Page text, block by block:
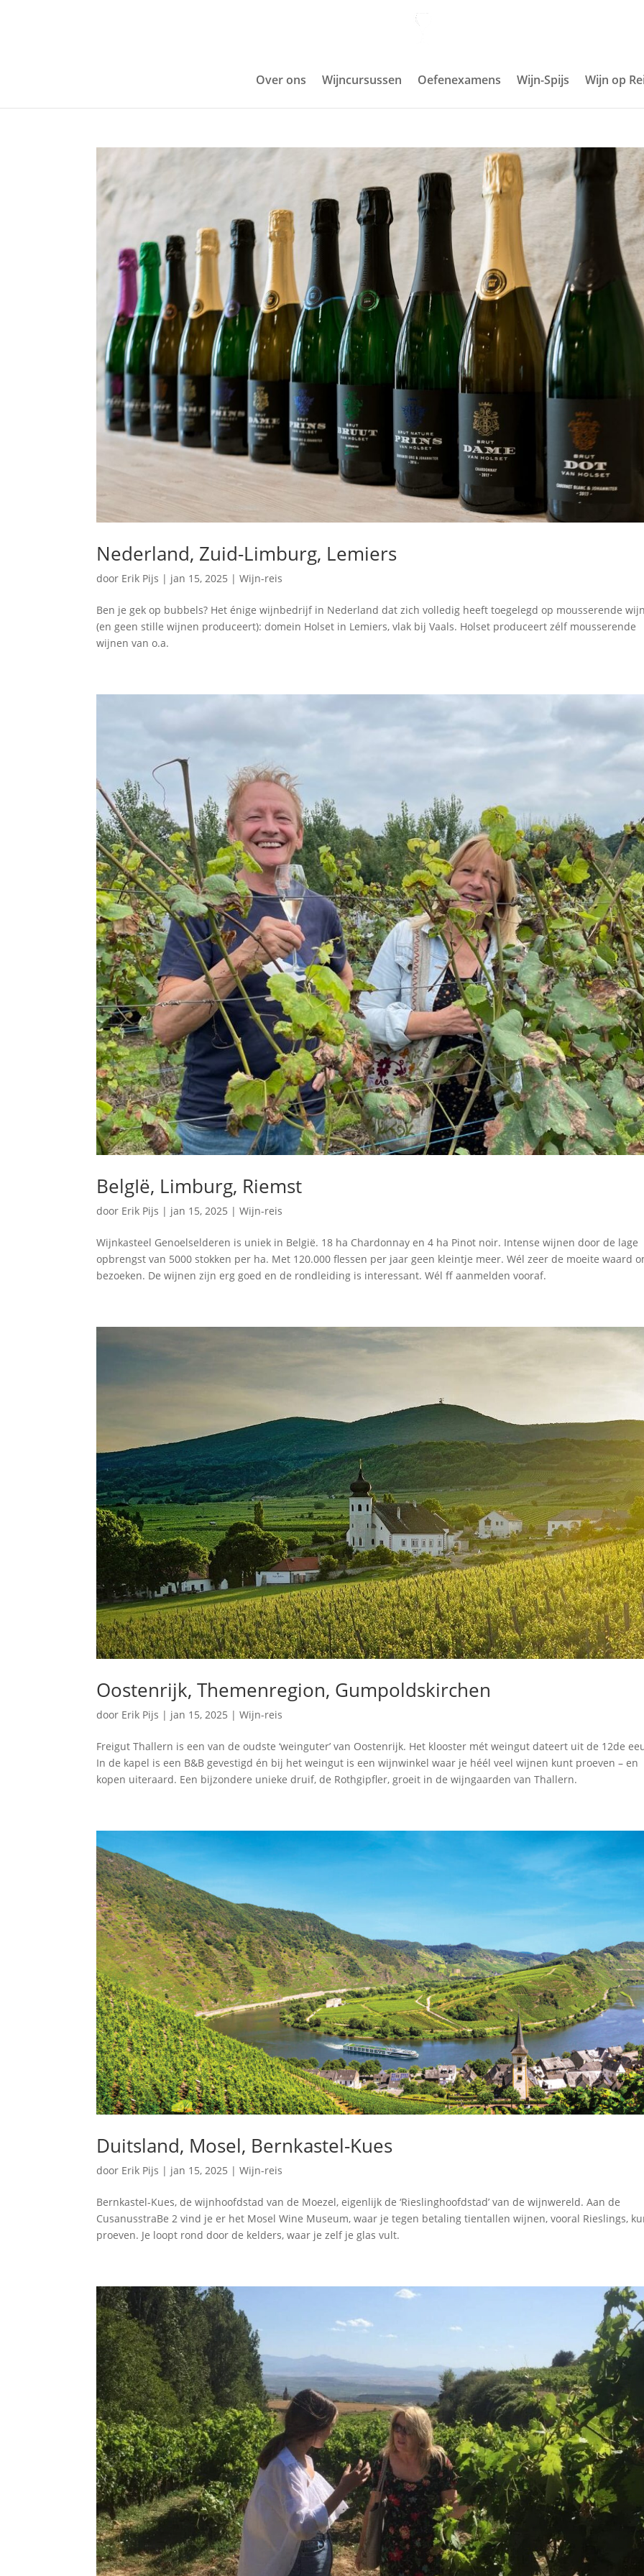
Over ons Wijncursussen Oefenexamens Wijn-Spijs Wijn op
Nederland, Zuid-Limburg, Lemiers
door Erik Pijs | jan 15, 2025 |Wijn-reis
Ben je gek op bubbels? Het énige wijnbedrijf in Nederland dat zich volledig heeft toegelegd op mousserende
(en geen stille wijnen produceert): domein Holset in Lemiers, vlak bij Vaals. Holset produceert zélf mousserende
wijnen van o.a.
BelgIë, Limburg, Riemst
door Erik Pijs | jan 15, 2025 |Wijn-reis
Wijnkasteel Genoelselderen is uniek in België. 18 ha Chardonnay en 4 ha Pinot noir. Intense wijnen door de lage
opbrengst van 5000 stokken per ha. Met 120.000 flessen per jaar geen kleintje meer. Wél zeer de moeite waard
bezoeken. De wijnen zijn erg goed en de rondleiding is interessant. Wél ff aanmelden vooraf.
Oostenrijk, Themenregion, Gumpoldskirchen
door Erik Pijs | jan 15, 2025 |Wijn-reis
Freigut Thallern is een van de oudste ‘weinguter’ van Oostenrijk. Het klooster mét weingut dateert uit de 12de
In de kapel is een B&B gevestigd én bij het weingut is een wijnwinkel waar je héél veel wijnen kunt proeven – en
kopen uiteraard. Een bijzondere unieke druif, de Rothgipfler, groeit in de wijngaarden van Thallern.
Duitsland, Mosel, Bernkastel-Kues
door Erik Pijs | jan 15, 2025 |Wijn-reis
Bernkastel-Kues, de wijnhoofdstad van de Moezel, eigenlijk de ‘Rieslinghoofdstad’ van de wijnwereld. Aan de
CusanusstraBe 2 vind je er het Mosel Wine Museum, waar je tegen betaling tientallen wijnen, vooral Rieslings,
proeven. Je loopt rond door de kelders, waar je zelf je glas vult.